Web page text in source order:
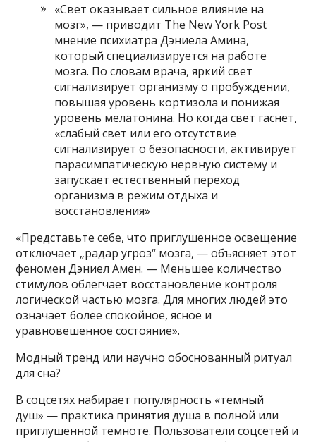
«Свет оказывает сильное влияние на
мозг», — приводит The New York Post
мнение психиатра Дэниела Амина,
который специализируется на работе
мозга. По словам врача, яркий свет
сигнализирует организму о пробуждении,
повышая уровень кортизола и понижая
уровень мелатонина. Но когда свет гаснет,
«слабый свет или его отсутствие
сигнализирует о безопасности, активирует
парасимпатическую нервную систему и
запускает естественный переход
организма в режим отдыха и
восстановления»
«Представьте себе, что приглушенное освещение
отключает „радар угроз“ мозга, — объясняет этот
феномен Дэниел Амен. — Меньшее количество
стимулов облегчает восстановление контроля
логической частью мозга. Для многих людей это
означает более спокойное, ясное и
уравновешенное состояние».
Модный тренд или научно обоснованный ритуал
для сна?
В соцсетях набирает популярность «темный
душ» — практика принятия душа в полной или
приглушенной темноте. Пользователи соцсетей и